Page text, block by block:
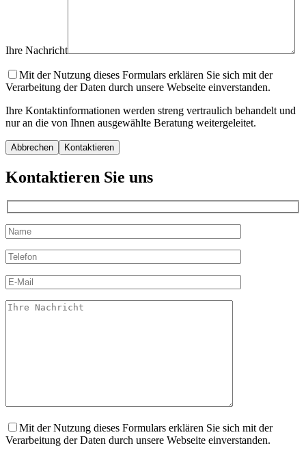
Ihre Nachricht
Mit der Nutzung dieses Formulars erklären Sie sich mit der
Verarbeitung der Daten durch unsere Webseite einverstanden.
Ihre Kontaktinformationen werden streng vertraulich behandelt und
nur an die von Ihnen ausgewählte Beratung weitergeleitet.
Abbrechen
Kontaktieren Sie uns
Mit der Nutzung dieses Formulars erklären Sie sich mit der
Verarbeitung der Daten durch unsere Webseite einverstanden.